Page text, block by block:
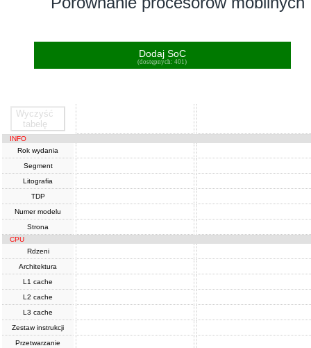
Dodaj SoC
(dostępnych: 401)
Wyczyść
tabelę
INFO
Rok wydania
Segment
Litografia
TDP
Numer modelu
Strona
CPU
Rdzeni
Architektura
L1 cache
L2 cache
L3 cache
Zestaw instrukcji
Przetwarzanie